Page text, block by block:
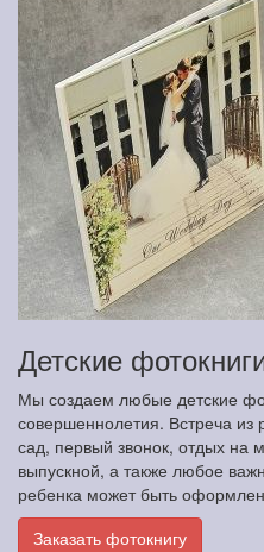
Детские
Мы создаем любые детские
совершеннолетия. Встреча
сад, первый звонок, отдых на
выпускной, а также любое
ребенка может быть
Заказать фотокнигу